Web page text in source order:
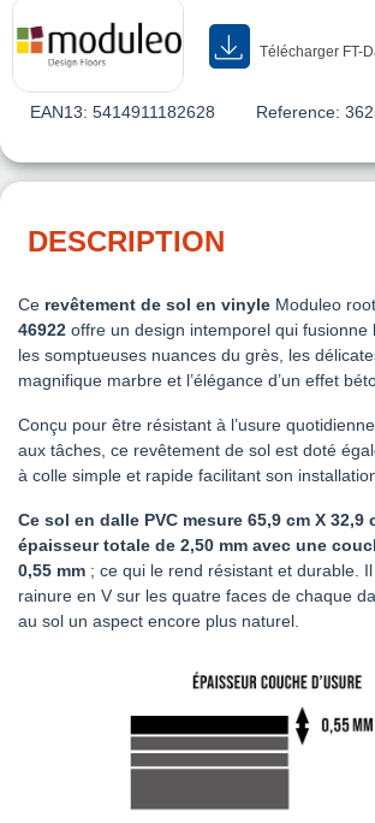
Télécharger FT-
EAN13: 5414911182628 Reference:
DESCRIPTION
Ce revêtement de sol en vinyle Moduleo
46922 offre un design intemporel qui fusionne
les somptueuses nuances du grès, les
magnifique marbre et l’élégance d’un effet
Conçu pour être résistant à l’usure
aux tâches, ce revêtement de sol est doté
à colle simple et rapide facilitant son
Ce sol en dalle PVC mesure 65,9 cm X 32,9
épaisseur totale de 2,50 mm avec une
0,55 mm ; ce qui le rend résistant et durable.
rainure en V sur les quatre faces de chaque
au sol un aspect encore plus naturel.